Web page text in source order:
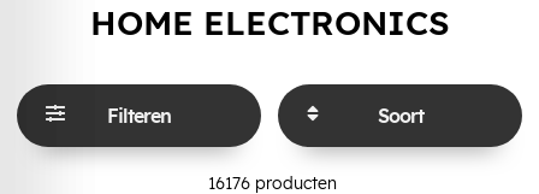
HOME ELECTRONICS
Filteren Soort
16176producten